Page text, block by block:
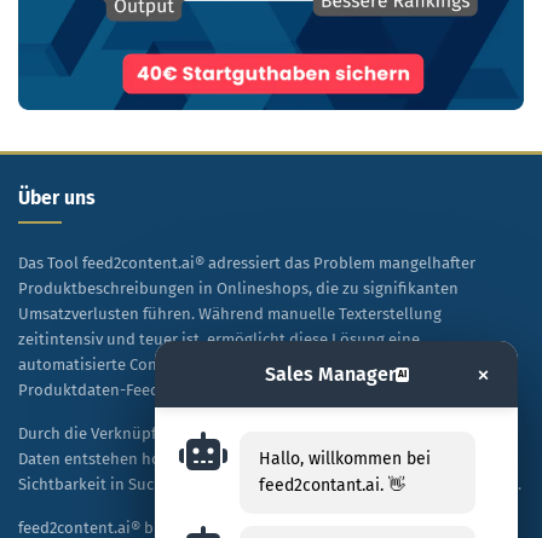
Über uns
Das Tool feed2content.ai® adressiert das Problem mangelhafter
Produktbeschreibungen in Onlineshops, die zu signifikanten
Umsatzverlusten führen. Während manuelle Texterstellung
zeitintensiv und teuer ist, ermöglicht diese Lösung eine
automatisierte Content-Generierung auf Basis vorhandener
Produktdaten-Feeds.
Durch die Verknüpfung von KI-Technologie mit spezifischen Shop-
Daten entstehen hochwertige, SEO-optimierte Texte, die sowohl die
Sichtbarkeit in Suchmaschinen als auch die Kaufbereitschaft steigern.
feed2content.ai® bietet eine skalierbare Alternative zur
Sales Manager AI ×
Hallo, willkommen bei
feed2contant.ai. 👋